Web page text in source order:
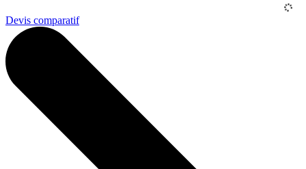
Devis comparatif